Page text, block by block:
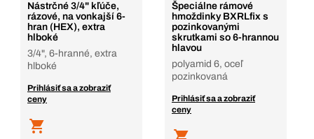
Nástrčné 3/4" kľúče,
rázové, na vonkajší 6-
hran (HEX), extra
hlboké
3/4", 6-hranné, extra
hlboké
Prihlásiť sa a zobraziť
ceny
Špeciálne rámové
hmoždinky BXRLfix s
pozinkovanými
skrutkami so 6-hrannou
hlavou
polyamid 6, oceľ
pozinkovaná
Prihlásiť sa a zobraziť
ceny